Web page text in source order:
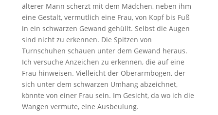
älterer Mann scherzt mit dem Mädchen, neben ihm
eine Gestalt, vermutlich eine Frau, von Kopf bis Fuß
in ein schwarzen Gewand gehüllt. Selbst die Augen
sind nicht zu erkennen. Die Spitzen von
Turnschuhen schauen unter dem Gewand heraus.
Ich versuche Anzeichen zu erkennen, die auf eine
Frau hinweisen. Vielleicht der Oberarmbogen, der
sich unter dem schwarzen Umhang abzeichnet,
könnte von einer Frau sein. Im Gesicht, da wo ich die
Wangen vermute, eine Ausbeulung.